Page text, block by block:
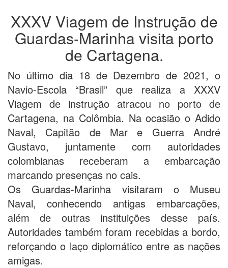
XXXV Viagem de Instrução de
Guardas-Marinha visita porto
de Cartagena.
No último dia 18 de Dezembro de 2021, o
Navio-Escola “Brasil” que realiza a XXXV
Viagem de instrução atracou no porto de
Cartagena, na Colômbia. Na ocasião o Adido
Naval, Capitão de Mar e Guerra André
Gustavo, juntamente com autoridades
colombianas receberam a embarcação
marcando presenças no cais.
Os Guardas-Marinha visitaram o Museu
Naval, conhecendo antigas embarcações,
além de outras instituições desse país.
Autoridades também foram recebidas a bordo,
reforçando o laço diplomático entre as nações
amigas.